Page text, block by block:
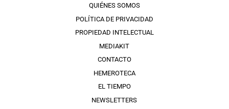
QUIÉNES SOMOS
POLÍTICA DE PRIVACIDAD
PROPIEDAD INTELECTUAL
MEDIAKIT
CONTACTO
HEMEROTECA
EL TIEMPO
NEWSLETTERS